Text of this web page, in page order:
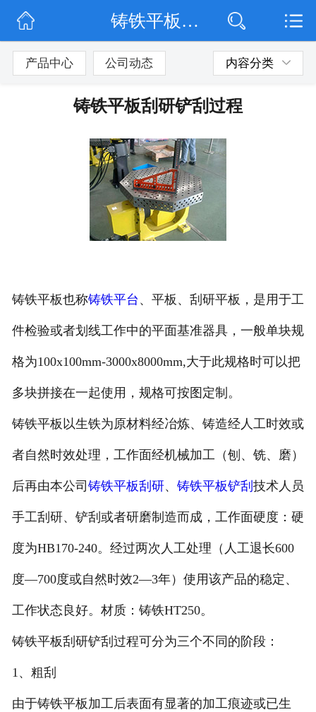
网站首页
公司简介
联系我们
铸铁平板刮研铲刮过程
产品中心 公司动态 内容分类
铸铁平板刮研铲刮过程
铸铁平板也称铸铁平台 、平板、刮研平板，是用于工
件检验或者划线工作中的平面基准器具，一般单块规
格为100x100mm-3000x8000mm,大于此规格时可以把
多块拼接在一起使用，规格可按图定制。
铸铁平板以生铁为原材料经冶炼、铸造经人工时效或
者自然时效处理，工作面经机械加工（刨、铣、磨）
后再由本公司 铸铁平板刮研、 铸铁平板铲刮 技术人员
手工刮研、铲刮或者研磨制造而成，工作面硬度：硬
度为HB170-240。经过两次人工处理（人工退长600
度—700度或自然时效2—3年）使用该产品的稳定、
工作状态良好。材质：铸铁HT250。
铸铁平板刮研铲刮过程可分为三个不同的阶段：
1、粗刮
由于铸铁平板加工后表面有显著的加工痕迹或已生